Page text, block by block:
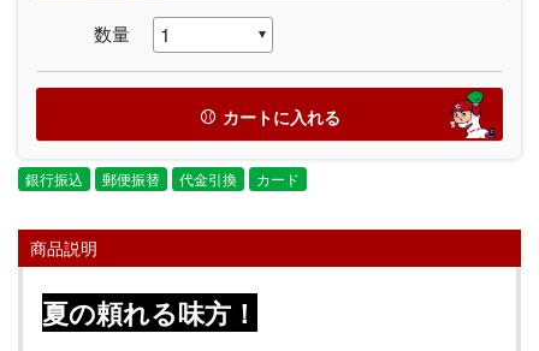
数量
カートに入れる
銀行振込 郵便振替 代金引換 カード
商品説明
夏の頼れる味方！